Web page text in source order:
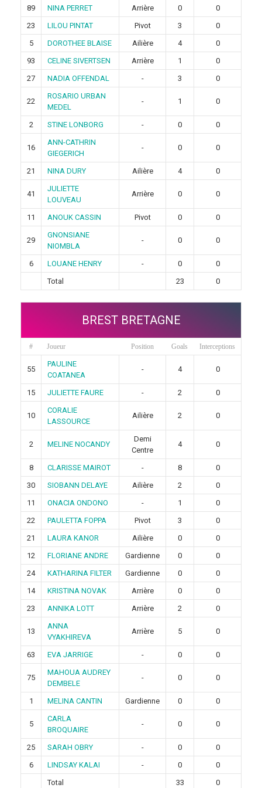
89 NINA PERRET Arrière 0
0
23
LILOU PINTAT Pivot 3
0
5
DOROTHEE BLAISE Ailière 4
0
93
CELINE SIVERTSEN Arrière 1
0
27
NADIA OFFENDAL - 3 0
22
ROSARIO URBAN
MEDEL
- 1 0
2 STINE LONBORG - 0 0
16
ANN-CATHRIN
GIEGERICH
- 0 0
21 NINA DURY Ailière 4 0
41
JULIETTE
LOUVEAU
Arrière 0 0
11 ANOUK CASSIN Pivot 0 0
29
GNONSIANE
NIOMBLA
- 0 0
6 LOUANE HENRY - 0
0
Total
23 0
BREST BRETAGNE
# Joueur Position Goals Interceptions
55
PAULINE
COATANEA
- 4 0
15 JULIETTE FAURE - 2 0
10
CORALIE
LASSOURCE
Ailière 2 0
2 MELINE NOCANDY
Demi
Centre
4 0
8 CLARISSE MAIROT - 8
0
30
SIOBANN DELAYE Ailière 2
0
11
ONACIA ONDONO - 1
0
22
PAULETTA FOPPA Pivot 3
0
21
LAURA KANOR Ailière 0
0
12
FLORIANE ANDRE Gardienne 0
0
24
KATHARINA FILTER Gardienne 0
0
14
KRISTINA NOVAK Arrière 0
0
23
ANNIKA LOTT Arrière 2 0
13
ANNA
VYAKHIREVA
Arrière 5 0
63 EVA JARRIGE - 0 0
75
MAHOUA AUDREY
DEMBELE
- 0 0
1 MELINA CANTIN Gardienne 0 0
5
CARLA
BROQUAIRE
- 0 0
25 SARAH OBRY - 0
0
6
LINDSAY KALAI - 0
0
Total
33 0